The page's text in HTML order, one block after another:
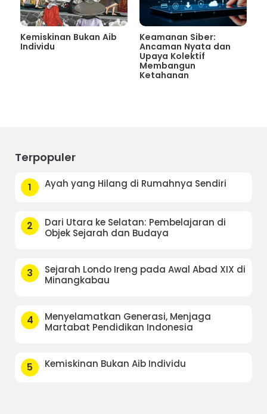
Kemiskinan Bukan Aib
Individu
Keamanan Siber:
Ancaman Nyata dan
Upaya Kolektif
Membangun
Ketahanan
Terpopuler
1 Ayah yang Hilang di Rumahnya Sendiri
2
Dari Utara ke Selatan: Pembelajaran di
Objek Sejarah dan Budaya
3
Sejarah Londo Ireng pada Awal Abad XIX di
Minangkabau
4
Menyelamatkan Generasi, Menjaga
Martabat Pendidikan Indonesia
5 Kemiskinan Bukan Aib Individu